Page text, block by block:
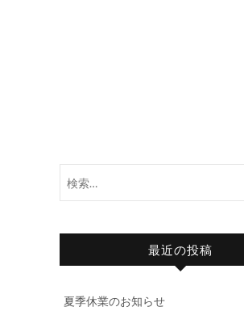
最近の投稿
夏季休業のお知らせ